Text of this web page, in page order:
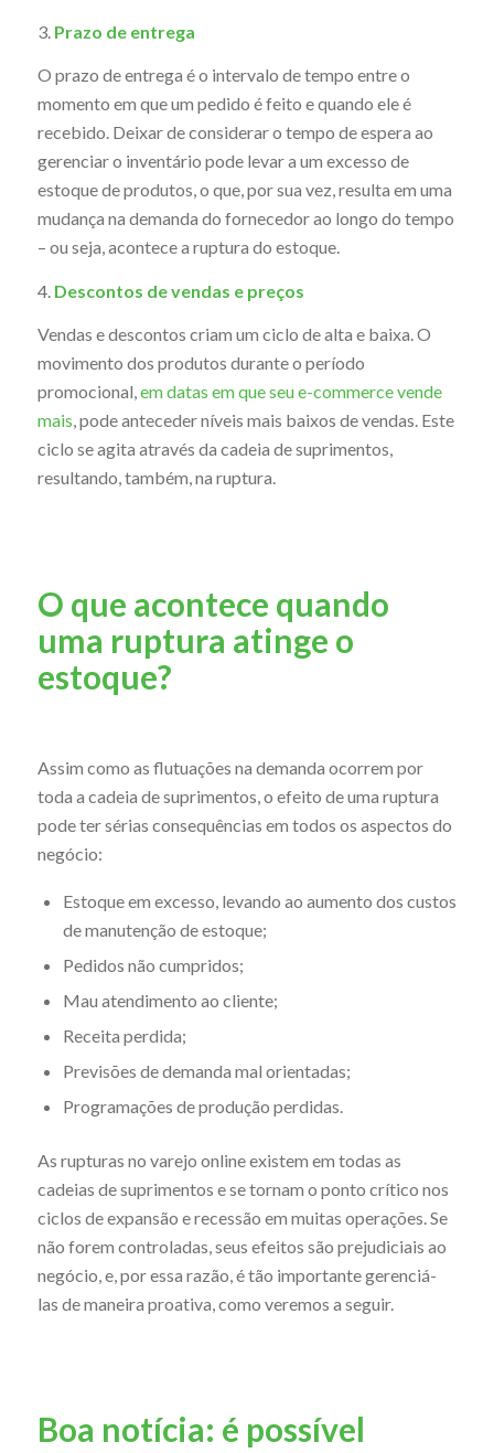
3. Prazo de entrega
O prazo de entrega é o intervalo de tempo entre o
momento em que um pedido é feito e quando ele é
recebido. Deixar de considerar o tempo de espera ao
gerenciar o inventário pode levar a um excesso de
estoque de produtos, o que, por sua vez, resulta em uma
mudança na demanda do fornecedor ao longo do tempo
– ou seja, acontece a ruptura do estoque.
4. Descontos de vendas e preços
Vendas e descontos criam um ciclo de alta e baixa. O
movimento dos produtos durante o período
promocional,em datas em que seu e-commerce vende
mais, pode anteceder níveis mais baixos de vendas. Este
ciclo se agita através da cadeia de suprimentos,
resultando, também, na ruptura.
O que acontece quando
uma ruptura atinge o
estoque?
Assim como as flutuações na demanda ocorrem por
toda a cadeia de suprimentos, o efeito de uma ruptura
pode ter sérias consequências em todos os aspectos do
negócio:
Estoque em excesso, levando ao aumento dos custos
de manutenção de estoque;
Pedidos não cumpridos;
Mau atendimento ao cliente;
Receita perdida;
Previsões de demanda mal orientadas;
Programações de produção perdidas.
As rupturas no varejo online existem em todas as
cadeias de suprimentos e se tornam o ponto crítico nos
ciclos de expansão e recessão em muitas operações. Se
não forem controladas, seus efeitos são prejudiciais ao
negócio, e, por essa razão, é tão importante gerenciá-
las de maneira proativa, como veremos a seguir.
Boa notícia: é possível